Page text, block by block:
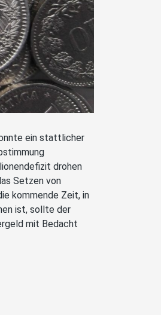
ein stattlicher
drohen
Setzen von
kommende Zeit, in
ist, sollte der
mit Bedacht